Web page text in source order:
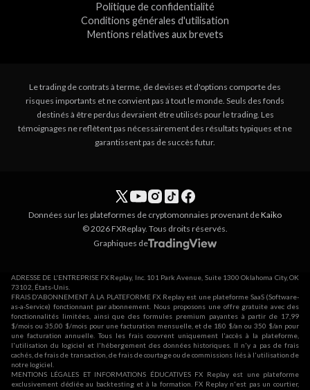
Politique de confidentialité
Conditions générales d'utilisation
Mentions relatives aux brevets
Le trading de contrats à terme, de devises et d'options comporte des
risques importants et ne convient pas à tout le monde. Seuls des fonds
destinés à être perdus devraient être utilisés pour le trading. Les
témoignages ne reflètent pas nécessairement des résultats typiques et ne
garantissent pas de succès futur.
Données sur les plateformes de cryptomonnaies provenant deKaiko
© 2026 FXReplay. Tous droits réservés.
Graphiques de
ADRESSE DE L'ENTREPRISE FX Replay, Inc. 101 Park Avenue, Suite 1300 Oklahoma City, OK
73102, États-Unis.
FRAIS D'ABONNEMENT À LA PLATEFORME FX Replay est une plateforme SaaS (Software-
as-a-Service) fonctionnant par abonnement. Nous proposons une offre gratuite avec des
fonctionnalités limitées, ainsi que des formules premium payantes à partir de 17,99
$/mois ou 35,00 $/mois pour une facturation mensuelle, et de 180 $/an ou 350 $/an pour
une facturation annuelle. Tous les frais couvrent uniquement l'accès à la plateforme,
l'utilisation du logiciel et l'hébergement des données historiques. Il n'y a pas de frais
cachés, de frais de transaction, de frais de courtage ou de commissions liés à l'utilisation de
notre logiciel.
MENTIONS LÉGALES ET INFORMATIONS ÉDUCATIVES FX Replay est une plateforme
exclusivement dédiée au backtesting et à la formation. FX Replay n'est pas un courtier,